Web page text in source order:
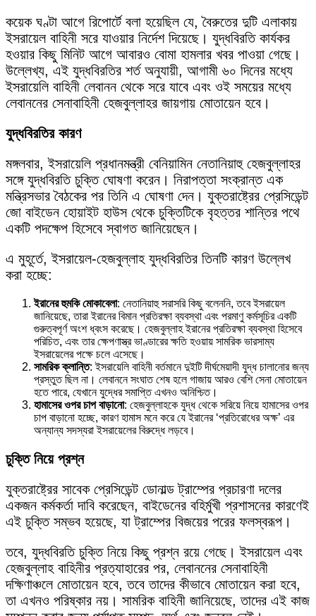
কয়েক ঘণ্টা আগে রিপোর্টে বলা হয়েছিল যে, বৈরুতের দুটি এলাকায়
ইসরায়েল বাহিনী সরে যাওয়ার নির্দেশ দিয়েছে। যুদ্ধবিরতি কার্যকর
হওয়ার কিছু মিনিট আগে আবারও বোমা হামলার খবর পাওয়া গেছে।
উল্লেখ্য, এই যুদ্ধবিরতির শর্ত অনুযায়ী, আগামী ৬০ দিনের মধ্যে
ইসরায়েলি বাহিনী লেবানন থেকে সরে যাবে এবং ওই সময়ের মধ্যে
লেবাননের সেনাবাহিনী হেজবুল্লাহর জায়গায় মোতায়েন হবে।
যুদ্ধবিরতির কারণ
মঙ্গলবার, ইসরায়েলি প্রধানমন্ত্রী বেনিয়ামিন নেতানিয়াহু হেজবুল্লাহর
সঙ্গে যুদ্ধবিরতি চুক্তি ঘোষণা করেন। নিরাপত্তা সংক্রান্ত এক
মন্ত্রিসভার বৈঠকের পর তিনি এ ঘোষণা দেন। যুক্তরাষ্ট্রের প্রেসিডেন্ট
জো বাইডেন হোয়াইট হাউস থেকে চুক্তিটিকে বৃহত্তর শান্তির পথে
একটি পদক্ষেপ হিসেবে স্বাগত জানিয়েছেন।
এ মুহূর্তে, ইসরায়েল-হেজবুল্লাহ যুদ্ধবিরতির তিনটি কারণ উল্লেখ
করা হচ্ছে:
ইরানের হুমকি মোকাবেলা: নেতানিয়াহু সরাসরি কিছু বলেননি, তবে ইসরায়েল
জানিয়েছে, তারা ইরানের বিমান প্রতিরক্ষা ব্যবস্থা এবং পরমাণু কর্মসূচির একটি
গুরুত্বপূর্ণ অংশ ধ্বংস করেছে। হেজবুল্লাহ ইরানের প্রতিরক্ষা ব্যবস্থা হিসেবে
পরিচিত, এবং তার ক্ষেপণাস্ত্র ভাণ্ডারের ক্ষতি হওয়ায় সামরিক ভারসাম্য
ইসরায়েলের পক্ষে চলে এসেছে।
সামরিক ক্লান্তি: ইসরায়েলি বাহিনী বর্তমানে দুইটি দীর্ঘমেয়াদী যুদ্ধ চালানোর জন্য
প্রস্তুত ছিল না। লেবাননে সংঘাত শেষ হলে গাজায় আরও বেশি সেনা মোতায়েন
হতে পারে, যেখানে যুদ্ধের সমাপ্তি এখনও অনিশ্চিত।
হামাসের ওপর চাপ বাড়ানো: হেজবুল্লাহকে যুদ্ধ থেকে সরিয়ে নিয়ে হামাসের ওপর
চাপ বাড়ানো হচ্ছে, কারণ হামাস মনে করে যে ইরানের ‘প্রতিরোধের অক্ষ’ এর
অন্যান্য সদস্যরা ইসরায়েলের বিরুদ্ধে লড়বে।
চুক্তি নিয়ে প্রশ্ন
যুক্তরাষ্ট্রের সাবেক প্রেসিডেন্ট ডোনাল্ড ট্রাম্পের প্রচারণা দলের
একজন কর্মকর্তা দাবি করেছেন, বাইডেনের বহির্মুখী প্রশাসনের কারণেই
এই চুক্তি সম্ভব হয়েছে, যা ট্রাম্পের বিজয়ের পরের ফলস্বরূপ।
তবে, যুদ্ধবিরতি চুক্তি নিয়ে কিছু প্রশ্ন রয়ে গেছে। ইসরায়েল এবং
হেজবুল্লাহ বাহিনীর প্রত্যাহারের পর, লেবাননের সেনাবাহিনী
দক্ষিণাঞ্চলে মোতায়েন হবে, তবে তাদের কীভাবে মোতায়েন করা হবে,
তা এখনও পরিষ্কার নয়। সামরিক বাহিনী জানিয়েছে, তাদের এই কাজ